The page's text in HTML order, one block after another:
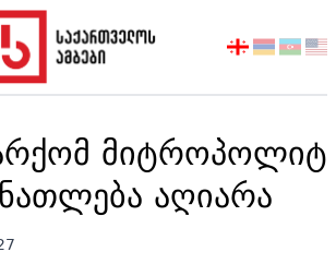
აირჩიეთ
მიტროპოლიტ
აღიარა